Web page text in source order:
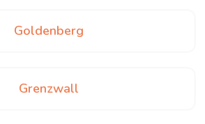
Goldenberg
Grenzwall